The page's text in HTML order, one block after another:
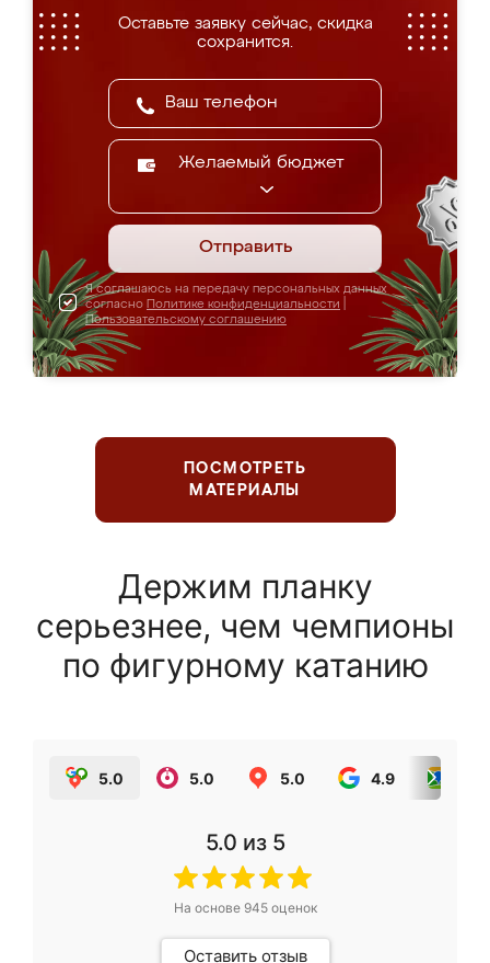
Оставьте заявку сейчас, скидка
сохранится.
Желаемый бюджет
Отправить
Я соглашаюсь на передачу персональных данных
согласно Политике конфиденциальности
Пользовательскому соглашению
ПОСМОТРЕТЬ
МАТЕРИАЛЫ
Держим планку
серьезнее, чем чемпионы
по фигурному катанию
5.0 5.0 5.0 4.9
5.0 из 5
На основе 945оценок
Оставить отзыв